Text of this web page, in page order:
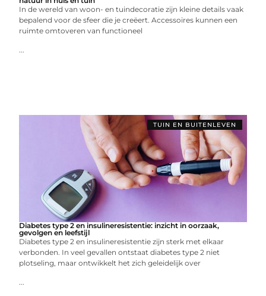
In de wereld van woon- en tuindecoratie zijn kleine details vaak
bepalend voor de sfeer die je creëert. Accessoires kunnen een
ruimte omtoveren van functioneel
...
TUIN EN BUITENLEVEN
Diabetes type 2 en insulineresistentie: inzicht in oorzaak,
gevolgen en leefstijl
Diabetes type 2 en insulineresistentie zijn sterk met elkaar
verbonden. In veel gevallen ontstaat diabetes type 2 niet
plotseling, maar ontwikkelt het zich geleidelijk over
...